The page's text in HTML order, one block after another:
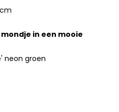
in een mooie
neon groen